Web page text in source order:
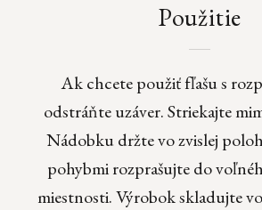
Použitie
Ak chcete použiť fľašu s
odstráňte uzáver. Striekajte
Nádobku držte vo zvislej
pohybmi rozprašujte do
miestnosti. Výrobok skladujte